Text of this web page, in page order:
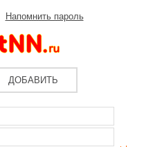
Напомнить пароль
ДОБАВИТЬ